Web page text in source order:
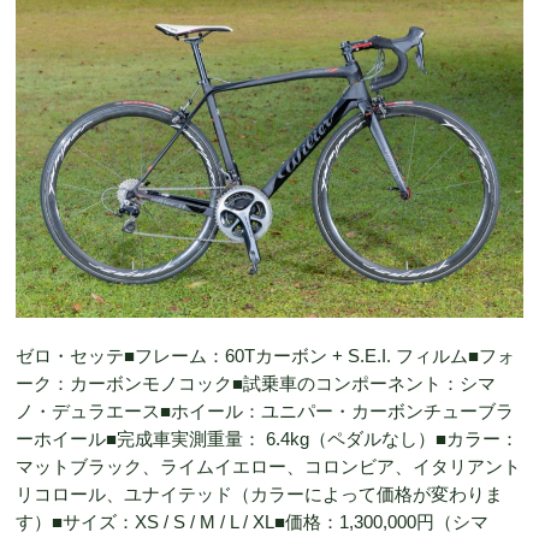
ゼロ・セッテ■フレーム：60Tカーボン + S.E.I. フィルム■フォ
ーク：カーボンモノコック■試乗車のコンポーネント：シマ
ノ・デュラエース■ホイール：ユニパー・カーボンチューブラ
ーホイール■完成車実測重量： 6.4kg（ペダルなし）■カラー：
マットブラック、ライムイエロー、コロンビア、イタリアント
リコロール、ユナイテッド（カラーによって価格が変わりま
す）■サイズ：XS / S / M / L / XL■価格：1,300,000円（シマ